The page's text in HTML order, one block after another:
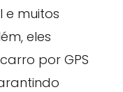
e muitos
eles
por GPS